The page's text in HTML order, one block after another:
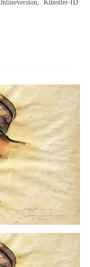
in der Kunst
Künstler-ID: